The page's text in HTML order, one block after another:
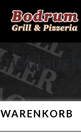
WARENKORB